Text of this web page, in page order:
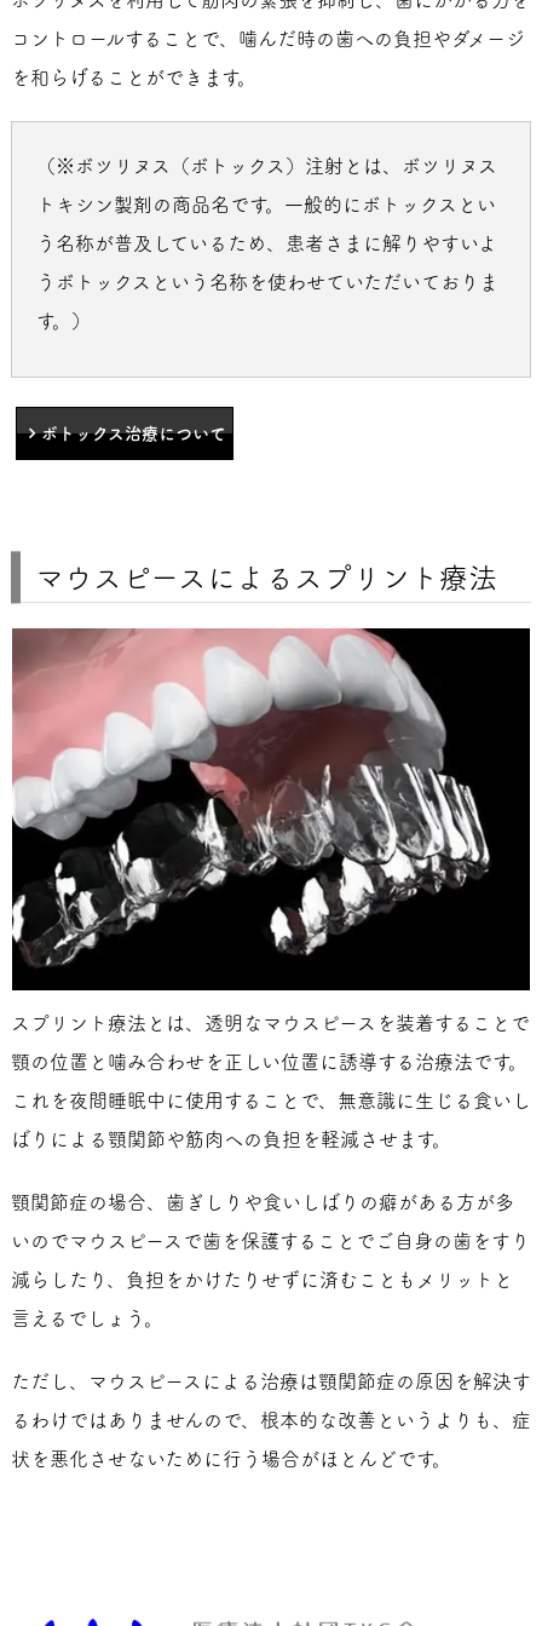
コントロールすることで、噛んだ時の歯への負担やダメージ
を和らげることができます。
（※ボツリヌス（ボトックス）注射とは、ボツリヌス
トキシン製剤の商品名です。一般的にボトックスとい
う名称が普及しているため、患者さまに解りやすいよ
うボトックスという名称を使わせていただいておりま
す。）
ボトックス治療について
マウスピースによるスプリント療法
スプリント療法とは、透明なマウスピースを装着することで
顎の位置と噛み合わせを正しい位置に誘導する治療法です。
これを夜間睡眠中に使用することで、無意識に生じる食いし
ばりによる顎関節や筋肉への負担を軽減させます。
顎関節症の場合、歯ぎしりや食いしばりの癖がある方が多
いのでマウスピースで歯を保護することでご自身の歯をすり
減らしたり、負担をかけたりせずに済むこともメリットと
言えるでしょう。
ただし、マウスピースによる治療は顎関節症の原因を解決す
るわけではありませんので、根本的な改善というよりも、症
状を悪化させないために行う場合がほとんどです。